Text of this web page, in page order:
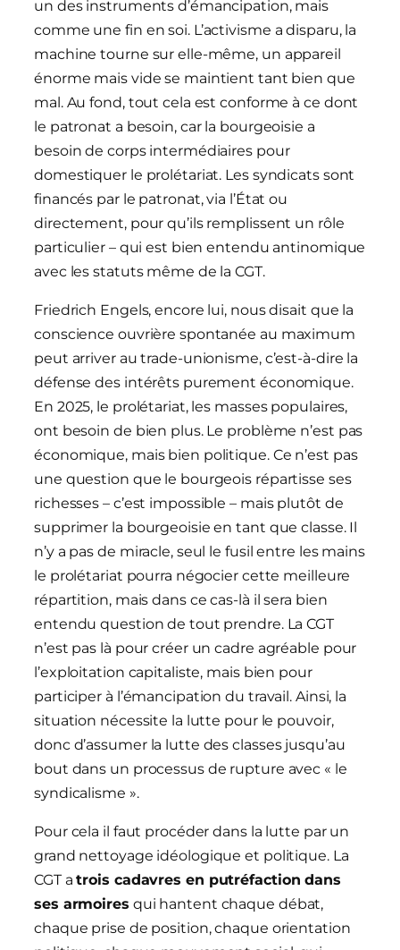
un des instruments d’émancipation, mais
comme une fin en soi. L’activisme a disparu, la
machine tourne sur elle-même, un appareil
énorme mais vide se maintient tant bien que
mal. Au fond, tout cela est conforme à ce dont
le patronat a besoin, car la bourgeoisie a
besoin de corps intermédiaires pour
domestiquer le prolétariat. Les syndicats sont
financés par le patronat, via l’État ou
directement, pour qu’ils remplissent un rôle
particulier – qui est bien entendu antinomique
avec les statuts même de la CGT.
Friedrich Engels, encore lui, nous disait que la
conscience ouvrière spontanée au maximum
peut arriver au trade-unionisme, c’est-à-dire la
défense des intérêts purement économique.
En 2025, le prolétariat, les masses populaires,
ont besoin de bien plus. Le problème n’est pas
économique, mais bien politique. Ce n’est pas
une question que le bourgeois répartisse ses
richesses – c’est impossible – mais plutôt de
supprimer la bourgeoisie en tant que classe. Il
n’y a pas de miracle, seul le fusil entre les mains
le prolétariat pourra négocier cette meilleure
répartition, mais dans ce cas-là il sera bien
entendu question de tout prendre. La CGT
n’est pas là pour créer un cadre agréable pour
l’exploitation capitaliste, mais bien pour
participer à l’émancipation du travail. Ainsi, la
situation nécessite la lutte pour le pouvoir,
donc d’assumer la lutte des classes jusqu’au
bout dans un processus de rupture avec « le
syndicalisme ».
Pour cela il faut procéder dans la lutte par un
grand nettoyage idéologique et politique. La
CGT atrois cadavres en putréfaction dans
ses armoires qui hantent chaque débat,
chaque prise de position, chaque orientation